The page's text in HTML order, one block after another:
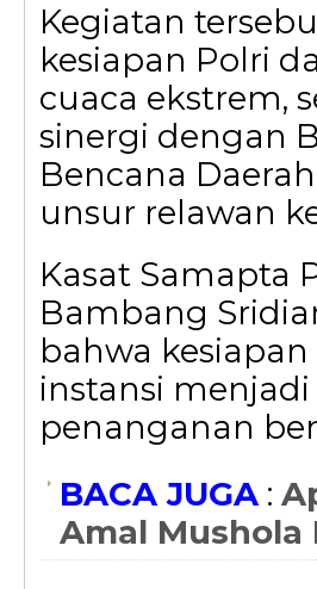
Kegiatan
kesiapan Polri
cuaca ekstrem,
sinergi dengan
Bencana
unsur relawan
Kasat Samapta
Bambang
bahwa
instansi
penanganan
BACA JUGA:
Amal Mushola